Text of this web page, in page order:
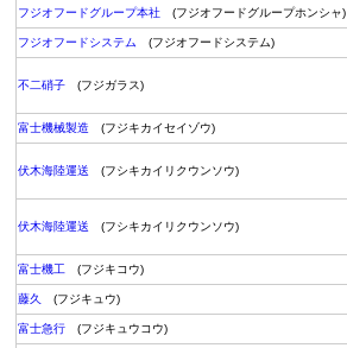
フジオフードグループ本社 (フジオフードグループホンシャ)
フジオフードシステム (フジオフードシステム)
不二硝子 (フジガラス)
富士機械製造 (フジキカイセイゾウ)
伏木海陸運送 (フシキカイリクウンソウ)
伏木海陸運送 (フシキカイリクウンソウ)
富士機工 (フジキコウ)
藤久 (フジキュウ)
富士急行 (フジキュウコウ)